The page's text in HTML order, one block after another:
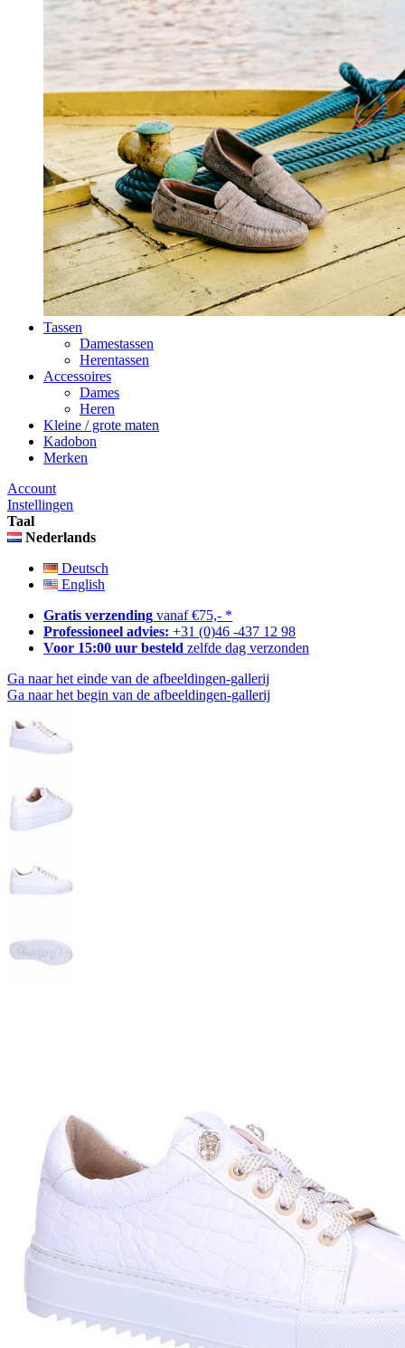
Tassen
Damestassen
Herentassen
Accessoires
Dames
Heren
Kleine / grote maten
Kadobon
Merken
Account
Instellingen
Taal
Nederlands
Deutsch
English
Gratis verzending vanaf €75,- *
Professioneel advies: +31 (0)46 -437 12 98
Voor 15:00 uur besteld zelfde dag verzonden
Ga naar het einde van de afbeeldingen-gallerij
Ga naar het begin van de afbeeldingen-gallerij